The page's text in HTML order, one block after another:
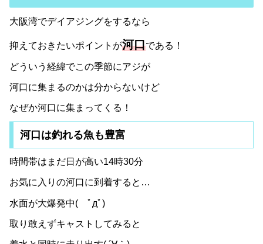
大阪湾でデイアジングをするなら
抑えておきたいポイントが河口である！
どういう経緯でこの季節にアジが
河口に集まるのかは分からないけど
なぜか河口に集まってくる！
河口は釣れる魚も豊富
時間帯はまだ日が高い14時30分
お気に入りの河口に到着すると…
水面が大爆発中( ﾟдﾟ)
取り敢えずキャストしてみると